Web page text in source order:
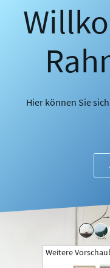
Hier können Sie
Weitere